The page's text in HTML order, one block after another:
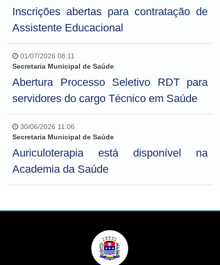
Inscrições abertas para contratação de
Assistente Educacional
01/07/2026 08:11
Secretaria Municipal de Saúde
Abertura Processo Seletivo RDT para
servidores do cargo Técnico em Saúde
30/06/2026 11:06
Secretaria Municipal de Saúde
Auriculoterapia está disponível na
Academia da Saúde